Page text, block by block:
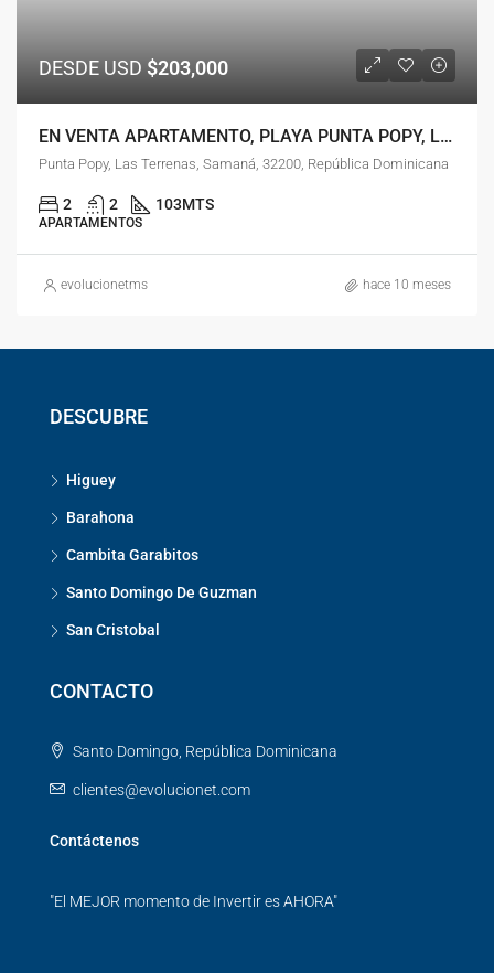
DESDE USD $203,000
EN VENTA APARTAMENTO, PLAYA PUNTA POPY, LAS TERRENAS, SAMANA
Punta Popy, Las Terrenas, Samaná, 32200, República Dominicana
2 2 103MTS
APARTAMENTOS
evolucionetms hace 10 meses
DESCUBRE
Higuey
Barahona
Cambita Garabitos
Santo Domingo De Guzman
San Cristobal
CONTACTO
Santo Domingo, República Dominicana
clientes@evolucionet.com
Contáctenos
"El MEJOR momento de Invertir es AHORA"